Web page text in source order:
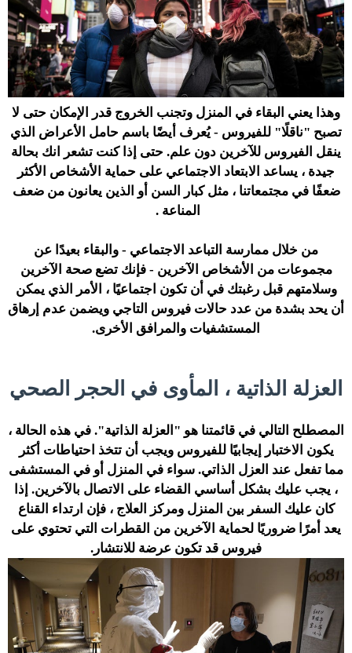
وهذا يعني البقاء في المنزل وتجنب الخروج قدر الإمكان حتى لا
تصبح "ناقلًا" للفيروس - يُعرف أيضًا باسم حامل الأعراض الذي
ينقل الفيروس للآخرين دون علم. حتى إذا كنت تشعر انك بحالة
جيدة ، يساعد الابتعاد الاجتماعي على حماية الأشخاص الأكثر
ضعفًا في مجتمعاتنا ، مثل كبار السن أو الذين يعانون من ضعف
المناعة .
من خلال ممارسة التباعد الاجتماعي - والبقاء بعيدًا عن
مجموعات من الأشخاص الآخرين - فإنك تضع صحة الآخرين
وسلامتهم قبل رغبتك في أن تكون اجتماعيًا ، الأمر الذي يمكن
أن يحد بشدة من عدد حالات فيروس التاجي ويضمن عدم إرهاق
المستشفيات والمرافق الأخرى.
العزلة الذاتية ، المأوى في الحجر الصحي
المصطلح التالي في قائمتنا هو "العزلة الذاتية". في هذه الحالة ،
يكون الاختبار إيجابيًا للفيروس ويجب أن تتخذ احتياطات أكثر
مما تفعل عند العزل الذاتي. سواء في المنزل أو في المستشفى
، يجب عليك بشكل أساسي القضاء على الاتصال بالآخرين. إذا
كان عليك السفر بين المنزل ومركز العلاج ، فإن ارتداء القناع
يعد أمرًا ضروريًا لحماية الآخرين من القطرات التي تحتوي على
فيروس قد تكون عرضة للانتشار.